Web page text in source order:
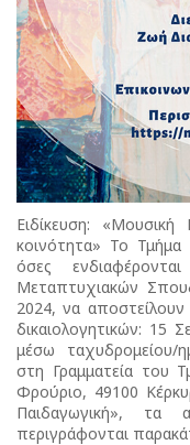
Ειδίκευση:
κοινότητα» Το
όσες
Μεταπτυχιακών
2024, να
δικαιολογητικών: 15
μέσω ταχυδρομείου/
στη Γραμματεία του
Φρούριο, 49100
Παιδαγωγική», τα
περιγράφονται